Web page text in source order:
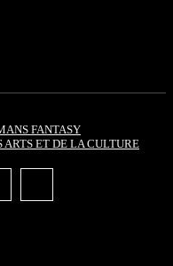
FANTASY
ARTS ET DE LA CULTURE